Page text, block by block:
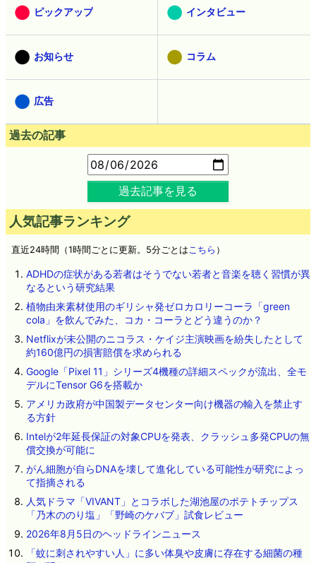
ピックアップ インタビュー
お知らせ コラム
広告
過去の記事
過去記事を見る
人気記事ランキング
直近24時間（1時間ごとに更新。5分ごとはこちら ）
ADHDの症状がある若者はそうでない若者と音楽を聴く習慣が異
なるという研究結果
植物由来素材使用のギリシャ発ゼロカロリーコーラ「green
cola」を飲んでみた、コカ・コーラとどう違うのか？
Netflixが未公開のニコラス・ケイジ主演映画を紛失したとして
約160億円の損害賠償を求められる
Google「Pixel 11」シリーズ4機種の詳細スペックが流出、全モ
デルにTensor G6を搭載か
アメリカ政府が中国製データセンター向け機器の輸入を禁止す
る方針
Intelが2年延長保証の対象CPUを発表、クラッシュ多発CPUの無
償交換が可能に
がん細胞が自らDNAを壊して進化している可能性が研究によっ
て指摘される
人気ドラマ「VIVANT」とコラボした湖池屋のポテトチップス
「乃木ののり塩」「野崎のケバブ」試食レビュー
2026年8月5日のヘッドラインニュース
「蚊に刺されやすい人」に多い体臭や皮膚に存在する細菌の種